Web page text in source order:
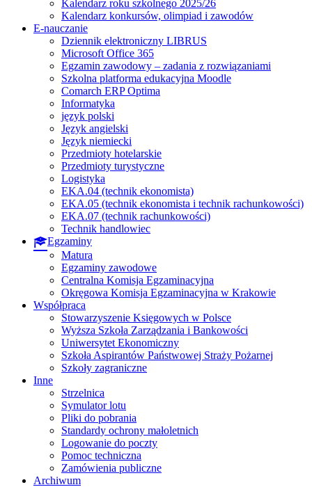
Kalendarz roku szkolnego 2025/26
Kalendarz konkursów, olimpiad i zawodów
E-nauczanie
Dziennik elektroniczny LIBRUS
Microsoft Office 365
Egzamin zawodowy – zadania z rozwiązaniami
Szkolna platforma edukacyjna Moodle
Comarch ERP Optima
Informatyka
język polski
Język angielski
Język niemiecki
Przedmioty hotelarskie
Przedmioty turystyczne
Logistyka
EKA.04 (technik ekonomista)
EKA.05 (technik ekonomista i technik rachunkowości)
EKA.07 (technik rachunkowości)
Technik handlowiec
Egzaminy
Matura
Egzaminy zawodowe
Centralna Komisja Egzaminacyjna
Okręgowa Komisja Egzaminacyjna w Krakowie
Współpraca
Stowarzyszenie Księgowych w Polsce
Wyższa Szkoła Zarządzania i Bankowości
Uniwersytet Ekonomiczny
Szkoła Aspirantów Państwowej Straży Pożarnej
Szkoły zagraniczne
Inne
Strzelnica
Symulator lotu
Pliki do pobrania
Standardy ochrony małoletnich
Logowanie do poczty
Pomoc techniczna
Zamówienia publiczne
Archiwum